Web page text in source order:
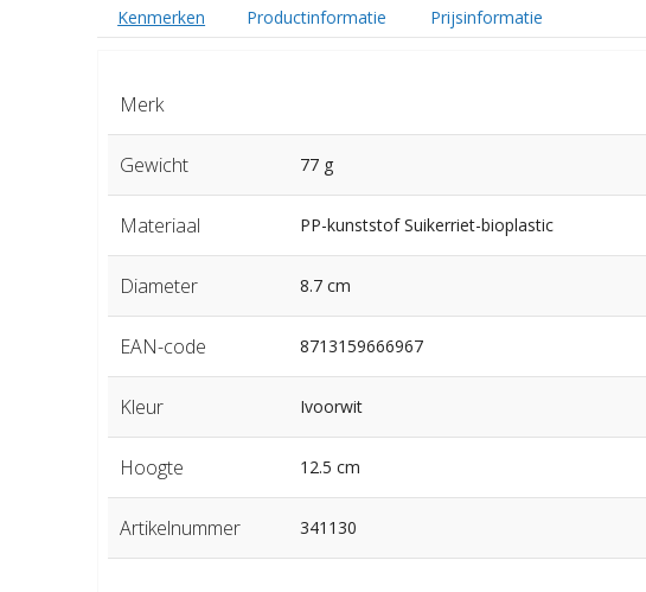
Kenmerken Productinformatie Prijsinformatie
Merk
Gewicht 77 g
Materiaal PP-kunststof Suikerriet-bioplastic
Diameter 8.7 cm
EAN-code 8713159666967
Kleur Ivoorwit
Hoogte 12.5 cm
Artikelnummer 341130